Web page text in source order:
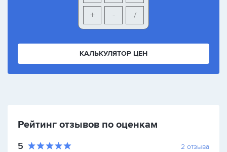
+
- /
КАЛЬКУЛЯТОР ЦЕН
Рейтинг отзывов по оценкам
5 2 отзыва